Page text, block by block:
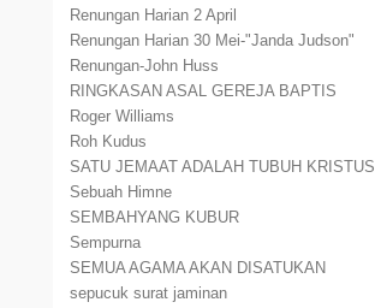
Renungan Harian 2 April
Renungan Harian 30 Mei-"Janda Judson"
Renungan-John Huss
RINGKASAN ASAL GEREJA BAPTIS
Roger Williams
Roh Kudus
SATU JEMAAT ADALAH TUBUH KRISTUS
Sebuah Himne
SEMBAHYANG KUBUR
Sempurna
SEMUA AGAMA AKAN DISATUKAN
sepucuk surat jaminan